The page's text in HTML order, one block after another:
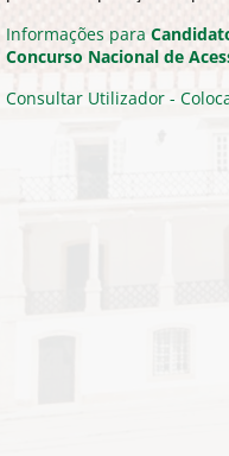
Informações para
Concurso Nacional de
Consultar Utilizador -